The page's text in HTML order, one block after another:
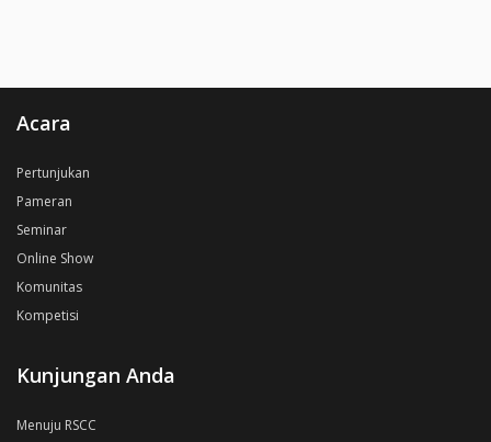
Acara
Pertunjukan
Pameran
Seminar
Online Show
Komunitas
Kompetisi
Kunjungan Anda
Menuju RSCC